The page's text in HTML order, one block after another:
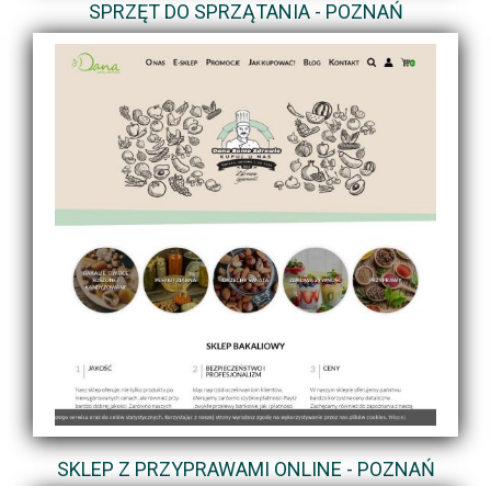
SPRZĘT DO SPRZĄTANIA - POZNAŃ
SKLEP Z PRZYPRAWAMI ONLINE - POZNAŃ